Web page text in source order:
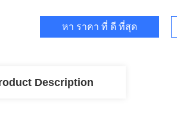
หา ราคา ที่ ดี ที่สุด
Description